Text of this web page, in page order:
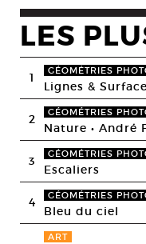
LES
1 GÉOMÉTRIES
Lignes &
2 GÉOMÉTRIES
Nature • André
3 GÉOMÉTRIES
Escaliers
4 GÉOMÉTRIES
Bleu du ciel
ART